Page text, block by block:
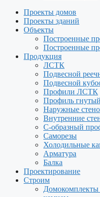
Проекты домов
Проекты зданий
Объекты
Построенные
Построенные
Продукция
ЛСТК
Подвесной
Подвесной
Профили ЛСТК
Профиль гнутый
Наружные
Внутренние
С-образный
Саморезы
Холодильные
Арматура
Балка
Проектирование
Строим
Домокомплекты